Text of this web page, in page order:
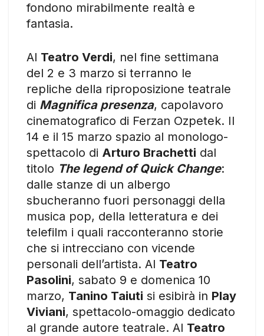
fondono mirabilmente realtà e
fantasia.
Al Teatro Verdi, nel fine settimana
del 2 e 3 marzo si terranno le
repliche della riproposizione teatrale
di Magnifica presenza, capolavoro
cinematografico di Ferzan Ozpetek. Il
14 e il 15 marzo spazio al monologo-
spettacolo di Arturo Brachetti dal
titolo The legend of Quick Change:
dalle stanze di un albergo
sbucheranno fuori personaggi della
musica pop, della letteratura e dei
telefilm i quali racconteranno storie
che si intrecciano con vicende
personali dell’artista. Al Teatro
Pasolini, sabato 9 e domenica 10
marzo, Tanino Taiuti si esibirà in Play
Viviani, spettacolo-omaggio dedicato
al grande autore teatrale. Al Teatro